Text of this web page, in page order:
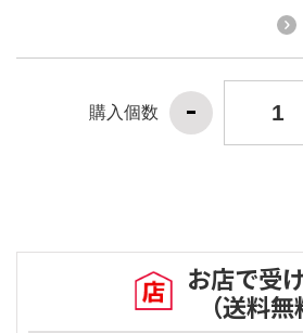
購入個数
お店で受
（送料無